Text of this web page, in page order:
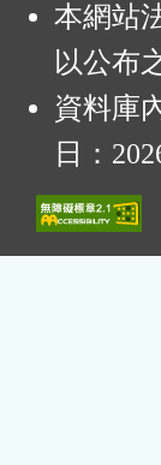
本網站
以公布
資料庫
日：